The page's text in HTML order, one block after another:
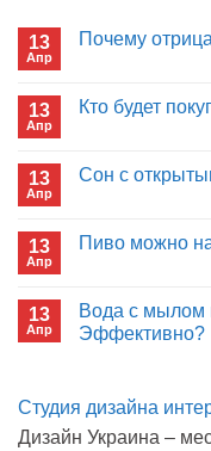
13
Апр
Почему
Почему
13
Апр
Кто будет
Кто
в
13
Апр
Сон с
Сон
13
Апр
Пиво можно
Пиво
можно
13
Апр
Вода с мылом
Эффективно?
Вода
мылом
Студия дизайна
Дизайн Украина –